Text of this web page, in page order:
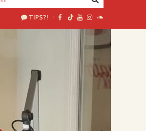
TIPS?! ·
uur 1 van 2
Volgend uur